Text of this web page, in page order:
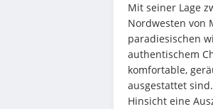
Mit seiner Lage
Nordwesten von
paradiesischen
authentischem
komfortable,
ausgestattet
Hinsicht eine